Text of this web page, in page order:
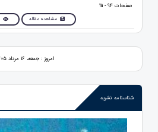
صفحات 94 - 111
مشاهده مقاله
امروز : جمعه، ۱۶ مرداد ۱۴۰۵
شناسنامه نشریه